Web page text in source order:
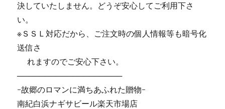
決していたしません。どうぞ安心してご利用下さ
い。
※ＳＳＬ対応だから、ご注文時の個人情報等も暗号化
送信さ
れますのでご安心下さい。
───────────────────
-故郷のロマンに満ちあふれた贈物-
南紀白浜ナギサビール楽天市場店